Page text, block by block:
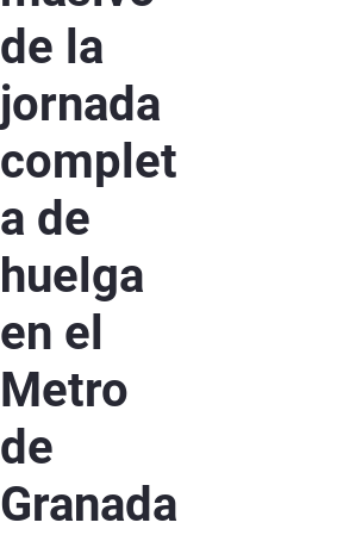
de la
jornada
complet
a de
huelga
en el
Metro
de
Granada